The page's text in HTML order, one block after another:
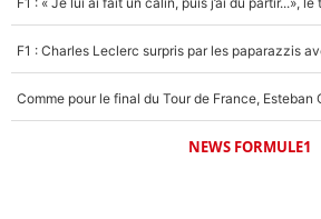
NEWS FORMULE1